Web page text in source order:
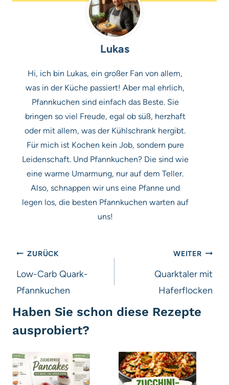
Lukas
Hi, ich bin Lukas, ein großer Fan von allem,
was in der Küche passiert! Aber mal ehrlich,
Pfannkuchen sind einfach das Beste. Sie
bringen so viel Freude, egal ob süß, herzhaft
oder mit allem, was der Kühlschrank hergibt.
Für mich ist Kochen kein Job, sondern pure
Leidenschaft. Und Pfannkuchen? Die sind wie
eine warme Umarmung, nur auf dem Teller.
Also, schnappen wir uns eine Pfanne und
legen los, die besten Pfannkuchen warten auf
uns!
Beitragsnavigation
ZURÜCK
Low-Carb Quark-
Pfannkuchen
WEITER
Quarktaler mit
Haferflocken
Haben Sie schon diese Rezepte
ausprobiert?